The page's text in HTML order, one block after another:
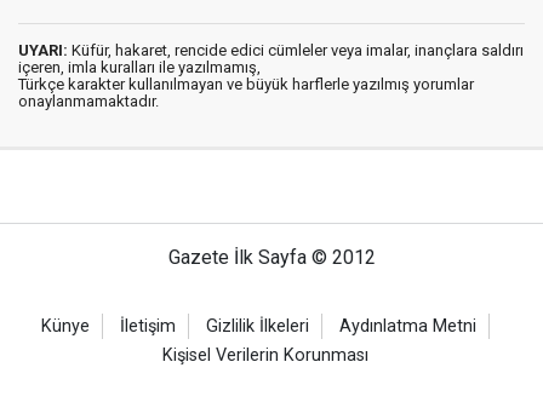
UYARI: Küfür, hakaret, rencide edici cümleler veya imalar, inançlara saldırı
içeren, imla kuralları ile yazılmamış,
Türkçe karakter kullanılmayan ve büyük harflerle yazılmış yorumlar
onaylanmamaktadır.
Gazete İlk Sayfa © 2012
Künye İletişim Gizlilik İlkeleri
Aydınlatma Metni
Kişisel Verilerin Korunması